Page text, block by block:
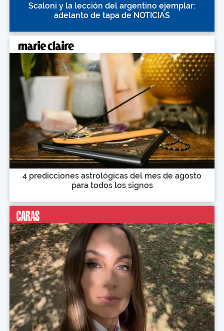
Scaloni y la lección del argentino ejemplar:
adelanto de tapa de NOTICIAS
4 predicciones astrológicas del mes de agosto
para todos los signos